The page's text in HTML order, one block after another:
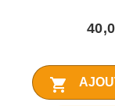
shopping_cart